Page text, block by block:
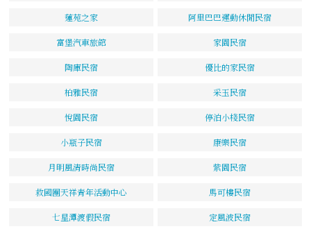
蓮苑之家 阿里巴巴運動休閒民宿
富堡汽車旅館 家園民宿
陶庫民宿 優比的家民宿
柏雅民宿 采玉民宿
悅園民宿 停泊小棧民宿
小瓶子民宿 康樂民宿
月明風清時尚民宿 紫園民宿
救國團天祥青年活動中心 馬可樓民宿
七星潭渡假民宿 定風波民宿